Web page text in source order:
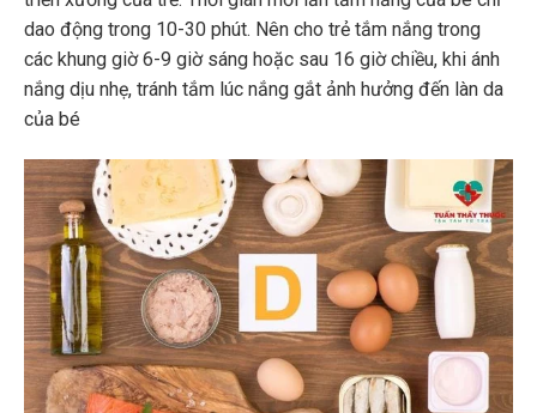
dao động trong 10-30 phút. Nên cho trẻ tắm nắng trong
các khung giờ 6-9 giờ sáng hoặc sau 16 giờ chiều, khi ánh
nắng dịu nhẹ, tránh tắm lúc nắng gắt ảnh hưởng đến làn da
của bé